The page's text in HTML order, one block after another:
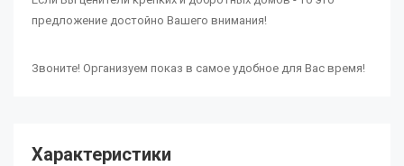
предложение достойно Вашего внимания!
Звоните! Организуем показ в самое удобное для Вас время!
Характеристики